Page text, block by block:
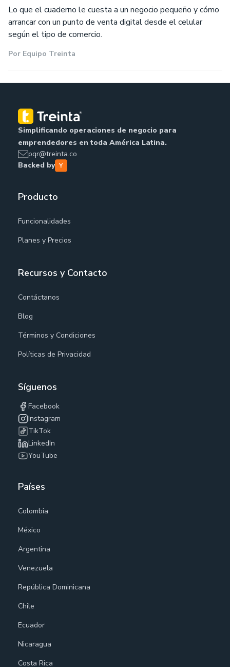
Lo que el cuaderno le cuesta a un negocio pequeño y cómo
arrancar con un punto de venta digital desde el celular
según el tipo de comercio.
Por Equipo Treinta
Simplificando operaciones de negocio para
emprendedores en toda América Latina.
pqr@treinta.co
Backed by
Producto
Funcionalidades
Planes y Precios
Recursos y Contacto
Contáctanos
Blog
Términos y Condiciones
Políticas de Privacidad
Síguenos
Facebook
Instagram
TikTok
LinkedIn
YouTube
Países
Colombia
México
Argentina
Venezuela
República Dominicana
Chile
Ecuador
Nicaragua
Costa Rica